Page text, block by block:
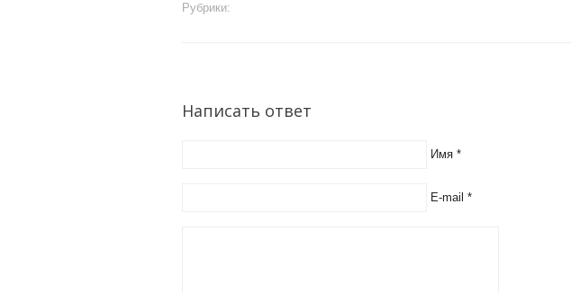
Рубрики:
Написать ответ
Имя *
E-mail *